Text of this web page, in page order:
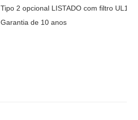
Tipo 2 opcional LISTADO com filtro
Garantia de 10 anos